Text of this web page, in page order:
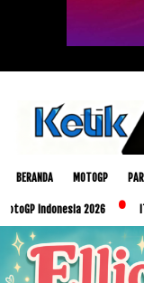
BERANDA MOTOGP
Indonesia 2026 ITDC